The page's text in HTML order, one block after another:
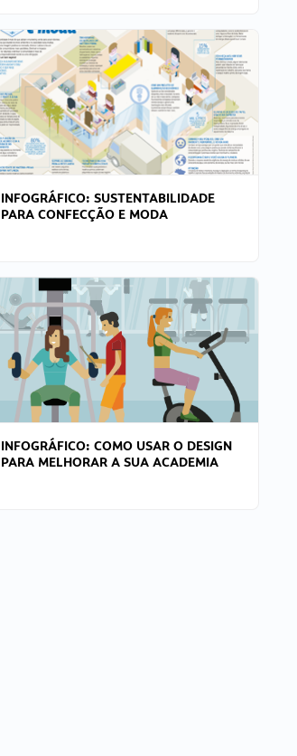
INFOGRÁFICO: SUSTENTABILIDADE
PARA CONFECÇÃO E MODA
INFOGRÁFICO: COMO USAR O DESIGN
PARA MELHORAR A SUA ACADEMIA